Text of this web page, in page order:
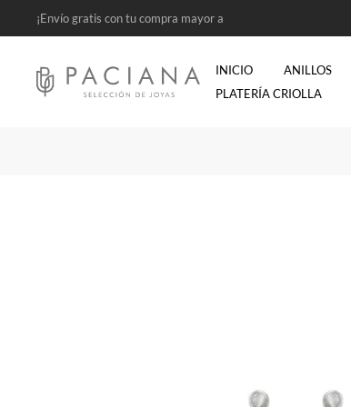
¡Envío gratis con tu compra mayor a
INICIO ANILLOS
PLATERÍA CRIOLLA